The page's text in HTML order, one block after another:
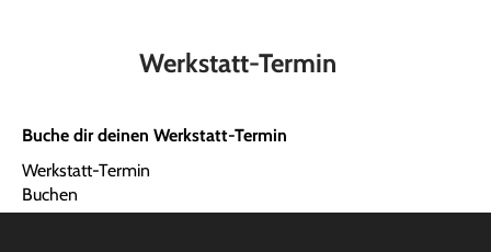
Werkstatt-Termin
Buche dir deinen Werkstatt-Termin
Werkstatt-Termin
Buchen